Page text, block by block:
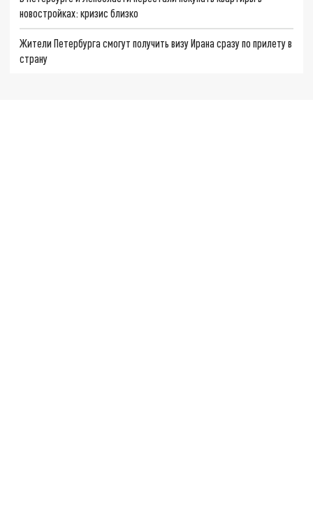
новостройках: кризис близко
Жители Петербурга смогут получить визу Ирана сразу по прилету в
страну